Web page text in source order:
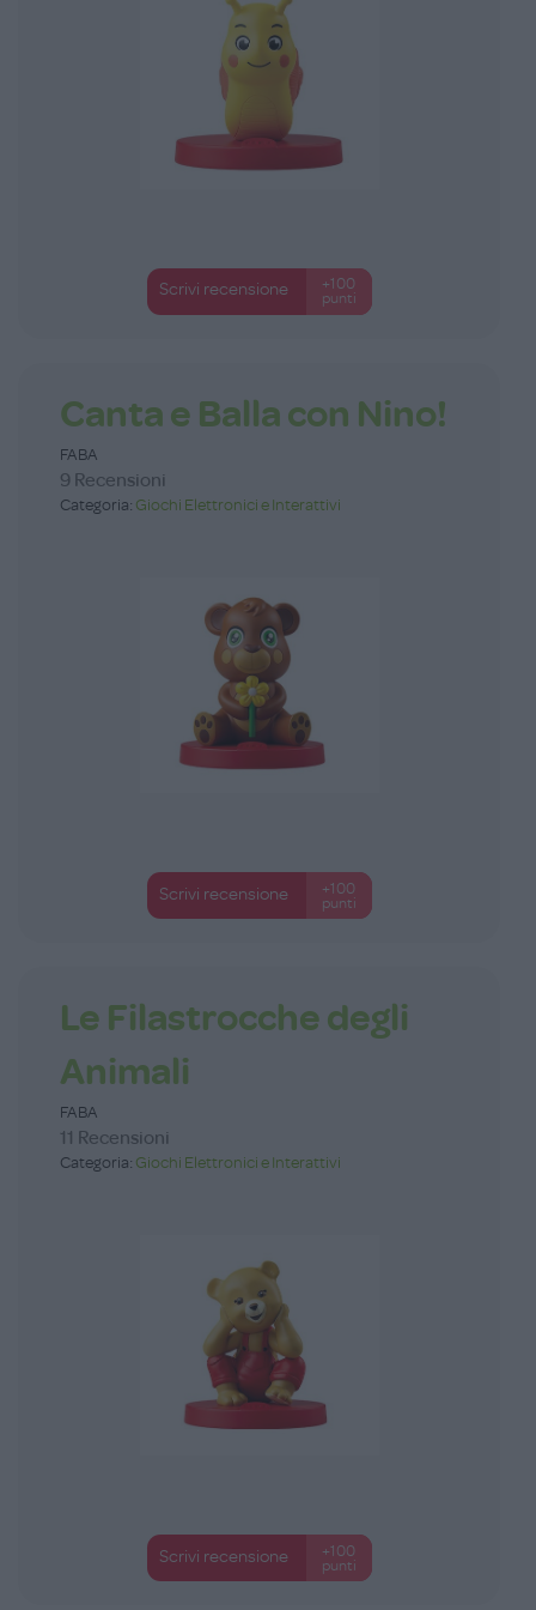
Scrivi recensione
+100
punti
Canta e Balla con Nino!
FABA
9 Recensioni
Categoria: Giochi Elettronici e Interattivi
Scrivi recensione
+100
punti
Le Filastrocche degli
Animali
FABA
11 Recensioni
Categoria: Giochi Elettronici e Interattivi
Scrivi recensione
+100
punti